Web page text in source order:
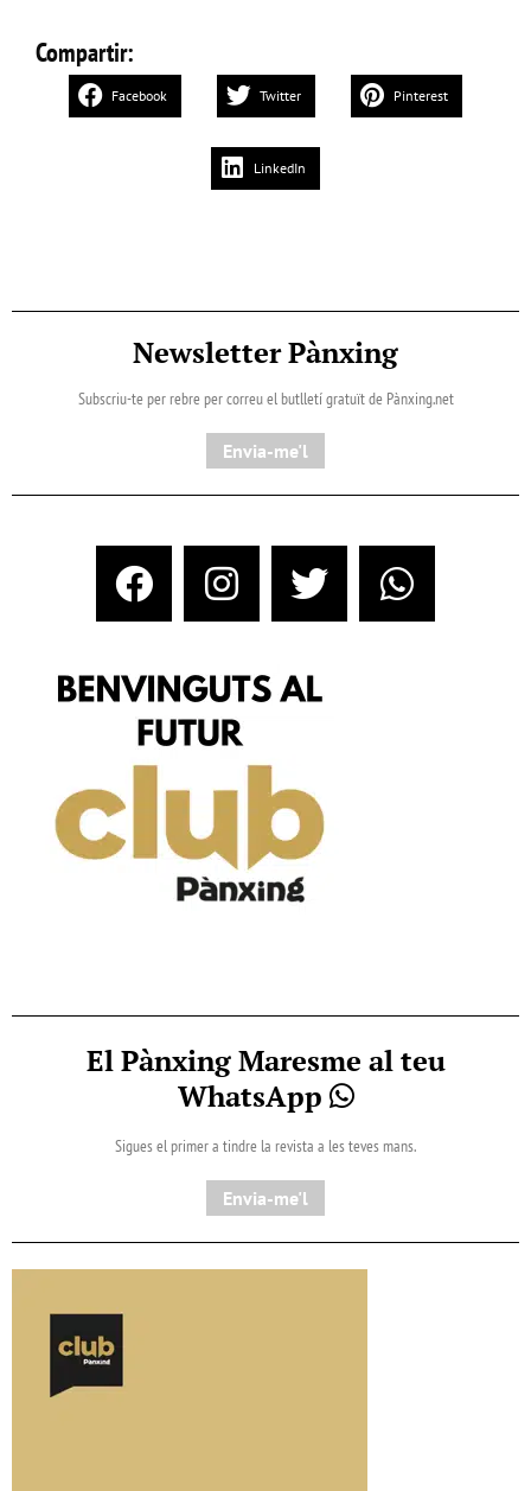
Compartir:
Facebook Twitter Pinterest
LinkedIn
Newsletter Pànxing
Subscriu-te per rebre per correu el butlletí gratuït de Pànxing.net​
Envia-me'l
El Pànxing Maresme al teu
WhatsApp
Sigues el primer a tindre la revista a les teves mans.
Envia-me'l